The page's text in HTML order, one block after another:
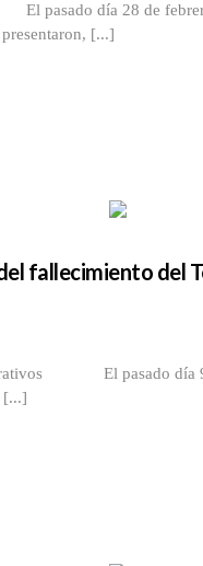
día 28 de
[...]
fallecimiento del
El pasado día 9
[...]